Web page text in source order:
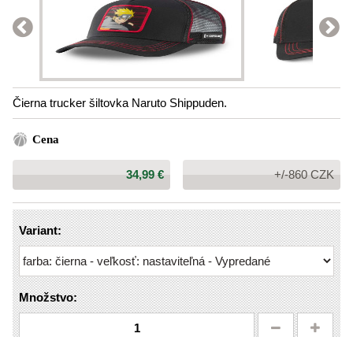
Čierna trucker šiltovka Naruto Shippuden.
Cena
Cena:
34,99 € +/-860 CZK
Variant:
Množstvo: